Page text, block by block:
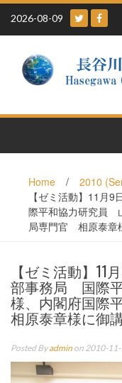
Skip
content
2026-08-09
Home / 2010
【ゼミ活動】11月
際平和協力研究員
局専門官 相原泰章
【ゼミ活動】11
部事務局 国際
様、内閣府国際
相原泰章様に御
Posted Byadmin on 2010-